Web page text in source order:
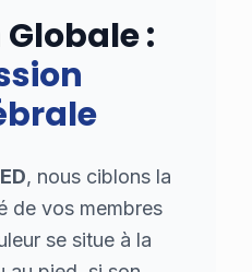
:
, nous ciblons la
de vos membres
se situe à la